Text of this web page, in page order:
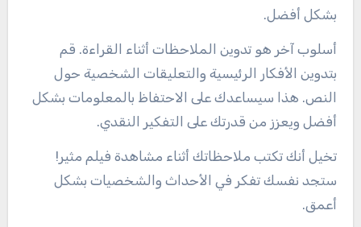
بشكل أفضل.
أسلوب آخر هو تدوين الملاحظات أثناء القراءة. قم
بتدوين الأفكار الرئيسية والتعليقات الشخصية حول
النص. هذا سيساعدك على الاحتفاظ بالمعلومات بشكل
أفضل ويعزز من قدرتك على التفكير النقدي.
تخيل أنك تكتب ملاحظاتك أثناء مشاهدة فيلم مثير!
ستجد نفسك تفكر في الأحداث والشخصيات بشكل
أعمق.